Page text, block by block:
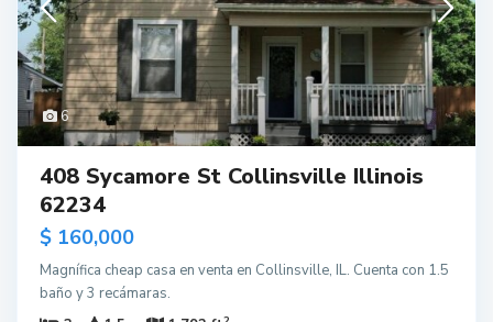
6
408 Sycamore St Collinsville Illinois
62234
$ 160,000
Magnífica cheap casa en venta en Collinsville, IL. Cuenta con 1.5
baño y 3 recámaras.